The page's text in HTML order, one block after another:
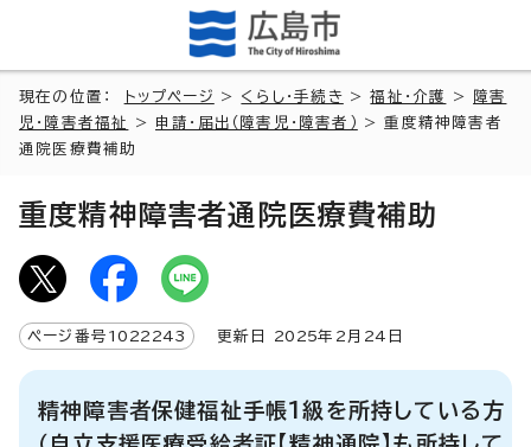
現在の位置： トップページ > くらし・手続き >福祉・介護 >
障害
児・障害者福祉
> 申請・届出（障害児・障害者）
> 重度精神障害者
通院医療費補助
重度精神障害者通院医療費補助
ページ番号 1022243 更新日 2025年2月 24 日
精神障害者保健福祉手帳1級を所持している方